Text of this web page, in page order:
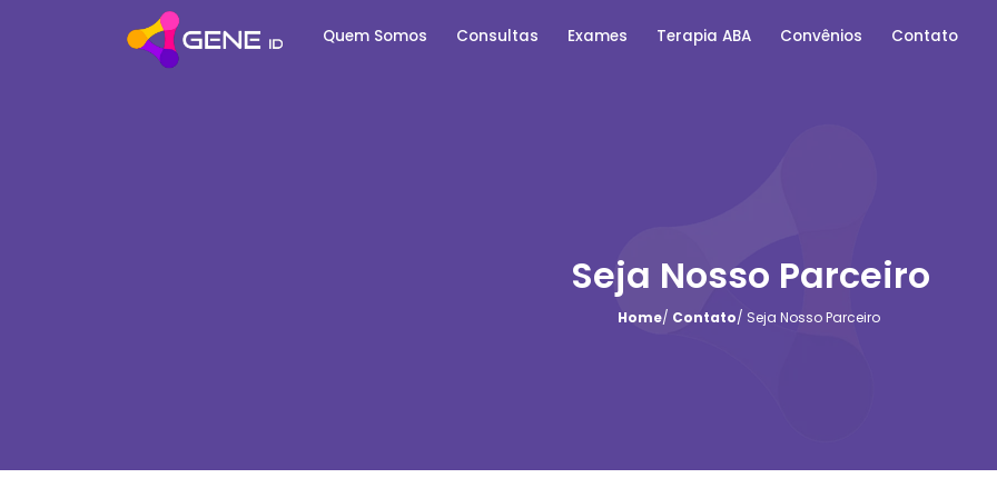
Quem Somos Consultas Exames Terapia ABA Convênios Contato
Seja Nosso Parceiro
Home/ Contato/ Seja Nosso Parceiro